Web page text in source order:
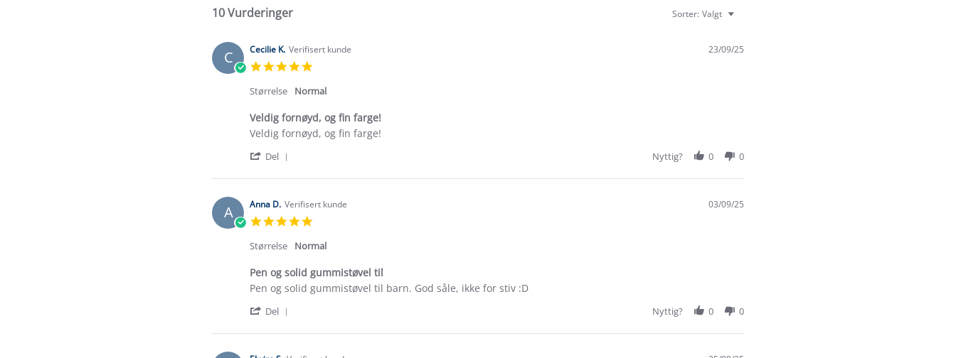
10 Vurderinger Sorter: Valgt
C Cecilie K. Verifisert kunde
rating
23/09/25
Størrelse Normal
Veldig fornøyd, og fin farge!
Review
Cecilie
on
Sep
2025
review
Veldig
og
farge!
Veldig fornøyd, og fin farge!
Del
Review
Cecilie
K.
on
23
Sep
Nyttig? 0 0
A Anna D. Verifisert kunde
rating
03/09/25
Størrelse Normal
Pen og solid gummistøvel til
Review
Anna
on
review
Pen
solid
Pen og solid gummistøvel til barn. God såle, ikke for stiv :D
Del
Review
Nyttig? 0 0